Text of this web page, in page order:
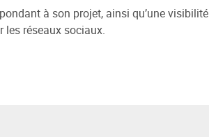
à son projet, ainsi qu’une visibilité
les réseaux sociaux.